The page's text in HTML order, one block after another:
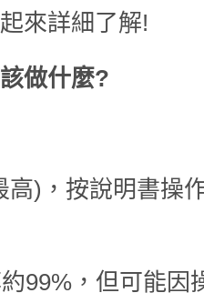
來詳細了解!
做什麼?
高)，按說明書操
99%，但可能因